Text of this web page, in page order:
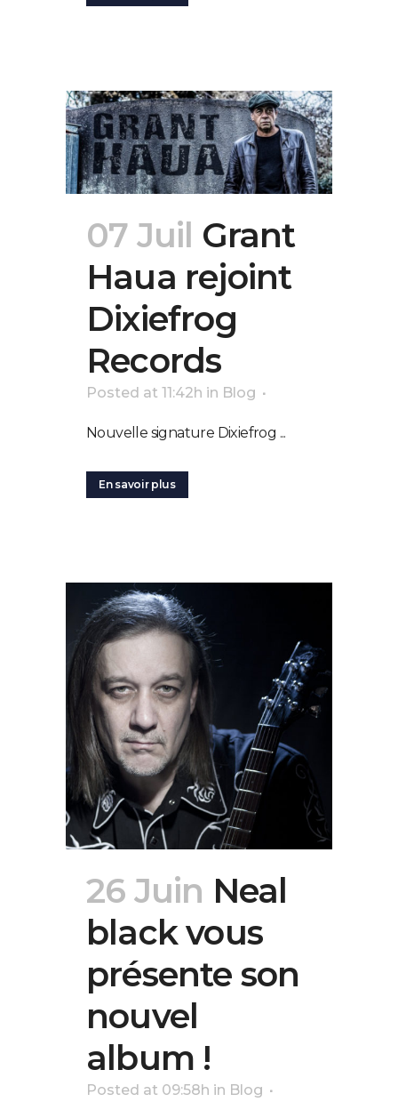
07 Juil Grant
Haua rejoint
Dixiefrog
Records
Posted at 11:42h in Blog
Nouvelle signature Dixiefrog ...
En savoir plus
26 Juin Neal
black vous
présente son
nouvel
album !
Posted at 09:58h in Blog